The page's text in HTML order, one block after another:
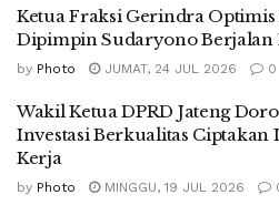
Ketua Fraksi Gerindra Optimis
Dipimpin Sudaryono Berjalan
by Photo JUMAT, 24 JUL 2026 0
Wakil Ketua DPRD Jateng
Investasi Berkualitas Ciptakan
Kerja
by Photo MINGGU, 19 JUL 2026